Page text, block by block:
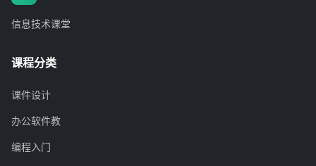
信息技术课堂
课程分类
课件设计
办公软件教
编程入门